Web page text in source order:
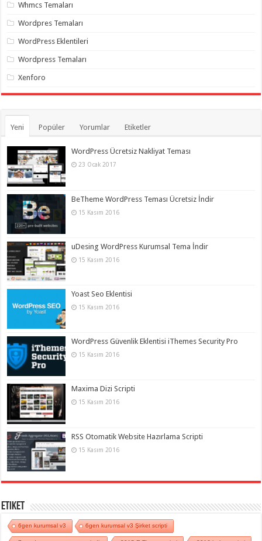
Whmcs Temaları
Wordpres Temaları
WordPress Eklentileri
Wordpress Temaları
Xenforo
Yeni Popüler Yorumlar Etiketler
WordPress Ücretsiz Nakliyat Teması
23 Ocak 2017
BeTheme WordPress Teması Ücretsiz İndir
15 Kasım 2016
uDesing WordPress Kurumsal Tema İndir
15 Kasım 2016
Yoast Seo Eklentisi
15 Kasım 2016
WordPress Güvenlik Eklentisi iThemes Security Pro
15 Kasım 2016
Maxima Dizi Scripti
15 Kasım 2016
RSS Otomatik Website Hazırlama Scripti
15 Kasım 2016
Etiket
6gen kurumsal v3 6gen kurumsal v3 Şirket scripti